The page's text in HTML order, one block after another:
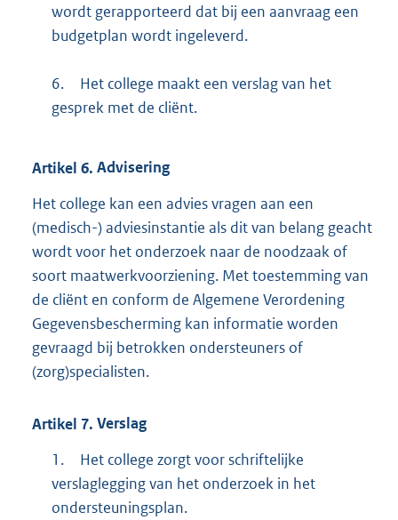
wordt gerapporteerd dat bij een aanvraag een
budgetplan wordt ingeleverd.
6.
Het college maakt een verslag van het
gesprek met de cliënt.
Artikel 6. Advisering
Het college kan een advies vragen aan een
(medisch-) adviesinstantie als dit van belang geacht
wordt voor het onderzoek naar de noodzaak of
soort maatwerkvoorziening. Met toestemming van
de cliënt en conform de Algemene Verordening
Gegevensbescherming kan informatie worden
gevraagd bij betrokken ondersteuners of
(zorg)specialisten.
Artikel 7. Verslag
1.
Het college zorgt voor schriftelijke
verslaglegging van het onderzoek in het
ondersteuningsplan.